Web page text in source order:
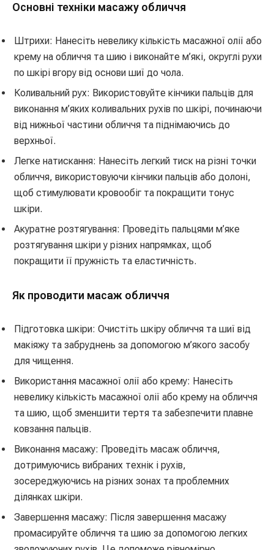
Основні техніки масажу обличчя
Штрихи: Нанесіть невелику кількість масажної олії або
крему на обличчя та шию і виконайте м’які, округлі рухи
по шкірі вгору від основи шиї до чола.
Коливальний рух: Використовуйте кінчики пальців для
виконання м’яких коливальних рухів по шкірі, починаючи
від нижньої частини обличчя та піднімаючись до
верхньої.
Легке натискання: Нанесіть легкий тиск на різні точки
обличчя, використовуючи кінчики пальців або долоні,
щоб стимулювати кровообіг та покращити тонус
шкіри.
Акуратне розтягування: Проведіть пальцями м’яке
розтягування шкіри у різних напрямках, щоб
покращити її пружність та еластичність.
Як проводити масаж обличчя
Підготовка шкіри: Очистіть шкіру обличчя та шиї від
макіяжу та забруднень за допомогою м’якого засобу
для чищення.
Використання масажної олії або крему: Нанесіть
невелику кількість масажної олії або крему на обличчя
та шию, щоб зменшити тертя та забезпечити плавне
ковзання пальців.
Виконання масажу: Проведіть масаж обличчя,
дотримуючись вибраних технік і рухів,
зосереджуючись на різних зонах та проблемних
ділянках шкіри.
Завершення масажу: Після завершення масажу
промасируйте обличчя та шию за допомогою легких